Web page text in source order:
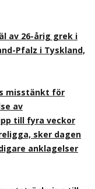
av 26-årig grek i
Pfalz i Tyskland,
misstänkt för
av
till fyra veckor
sker dagen
anklagelser